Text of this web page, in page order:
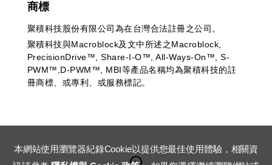
商標
聚積科技股份有限公司為在台灣合法註冊之公司。
聚積科技與Macroblock及文中所述之Macroblock,
PrecisionDrive™, Share-I-O™, All-Ways-On™, S-
PWM™,D-PWM™, MBI等產品名稱均為聚積科技的註
冊商標、或專利、或服務標記。
本網站使用瀏覽器紀錄Cookie以提供您最佳使用體驗，相關資